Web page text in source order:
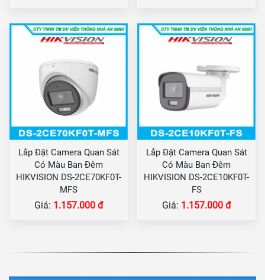
Lắp Đặt Camera Quan Sát
Có Màu Ban Đêm
HIKVISION DS-2CE70KF0T-
MFS
Giá: 1.157.000 đ
Lắp Đặt Camera Quan Sát
Có Màu Ban Đêm
HIKVISION DS-2CE10KF0T-
FS
Giá: 1.157.000 đ